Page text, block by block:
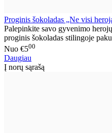
Proginis šokoladas „Ne visi
Palepinkite savo gyvenimo
proginis šokoladas stilingoje
Nuo €500
Daugiau
Į norų sąrašą